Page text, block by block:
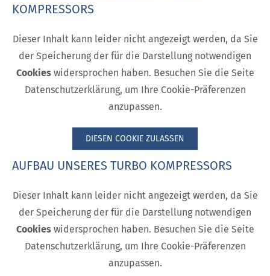
KOMPRESSORS
Dieser Inhalt kann leider nicht angezeigt werden, da Sie
der Speicherung der für die Darstellung notwendigen
Cookieswidersprochen haben. Besuchen Sie die Seite
Datenschutzerklärung, um Ihre Cookie-Präferenzen
anzupassen.
DIESEN COOKIE ZULASSEN
AUFBAU UNSERES TURBO KOMPRESSORS
Dieser Inhalt kann leider nicht angezeigt werden, da Sie
der Speicherung der für die Darstellung notwendigen
Cookieswidersprochen haben. Besuchen Sie die Seite
Datenschutzerklärung, um Ihre Cookie-Präferenzen
anzupassen.